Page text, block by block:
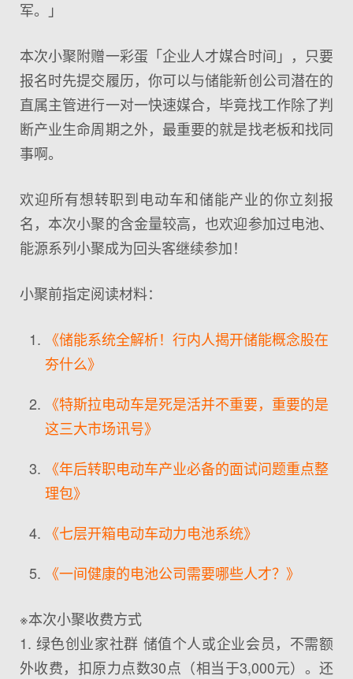
军。」
本次小聚附赠一彩蛋「企业人才媒合时间」，只要
报名时先提交履历，你可以与储能新创公司潜在的
直属主管进行一对一快速媒合，毕竟找工作除了判
断产业生命周期之外，最重要的就是找老板和找同
事啊。
欢迎所有想转职到电动车和储能产业的你立刻报
名，本次小聚的含金量较高，也欢迎参加过电池、
能源系列小聚成为回头客继续参加！
小聚前指定阅读材料：
《储能系统全解析！行内人揭开储能概念股在
夯什么》
《特斯拉电动车是死是活并不重要，重要的是
这三大市场讯号》
《年后转职电动车产业必备的面试问题重点整
理包》
《七层开箱电动车动力电池系统》
《一间健康的电池公司需要哪些人才？》
※本次小聚收费方式
1. 绿色创业家社群 储值个人或企业会员，不需额
外收费，扣原力点数30点（相当于3,000元）。还